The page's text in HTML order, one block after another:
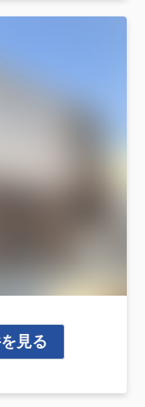
見る